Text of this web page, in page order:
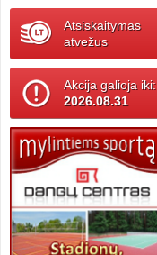
Atsiskaitymas
atvežus
Akcija galioja iki:
2026.08.31